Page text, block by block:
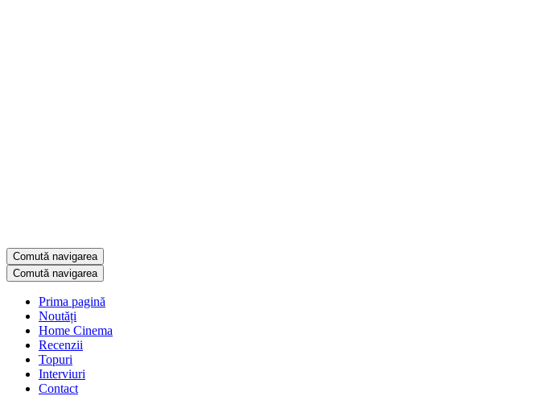
Comută navigarea
Comută navigarea
Prima pagină
Noutăți
Home Cinema
Recenzii
Topuri
Interviuri
Contact